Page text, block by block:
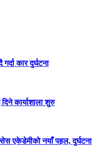
कार दुर्घटना
कार्याशाला शुरु
एकेडेमीको नयाँ पहल, दुर्घटना